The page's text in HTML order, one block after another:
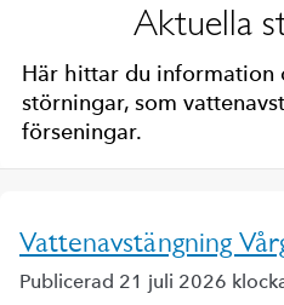
Aktuella
Här hittar du information
störningar, som
förseningar.
Vattenavstängning
Publicerad 21 juli 2026